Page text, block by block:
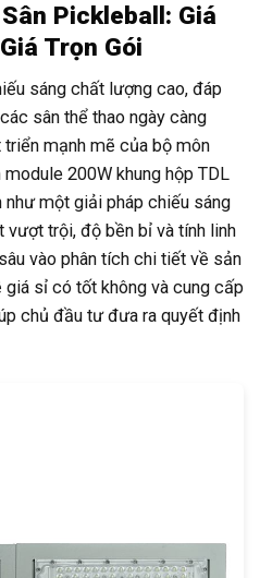
Pickleball: Giá
Trọn Gói
sáng chất lượng cao, đáp
sân thể thao ngày càng
mạnh mẽ của bộ môn
200W khung hộp TDL
một giải pháp chiếu sáng
vượt trội, độ bền bỉ và tính linh
vào phân tích chi tiết về sản
sỉ có tốt không và cung cấp
chủ đầu tư đưa ra quyết định